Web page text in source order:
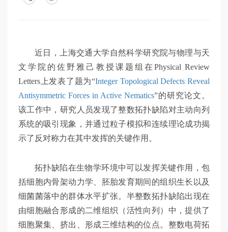
大
智
慧
近日，上海交通大学自然科学研究院与物理与天
文学院的佐野雅己教授课题组在Physical Review
Letters上发表了题为“Integer Topological Defects Reveal
Antisymmetric Forces in Active Nematics”的研究论文。
该工作中，研究人员发现了整数拓扑缺陷对主动向列
系统的吸引现象，并通过粒子模拟和连续理论成功揭
示了反对称力在其中发挥的关键作用。
拓扑缺陷在生物学环境中可以发挥关键作用，包
括细胞内骨架动力学、胚胎发育期间的组织生长以及
细菌菌落中的群体水平扩张。半整数拓扑缺陷出现在
由细胞融合形成的二维组织（活性向列）中，提供了
细胞聚集、挤出、形成三维结构的位点。整数电荷拓